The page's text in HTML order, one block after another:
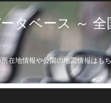
タベース ～
在地情報や公園の地図情報は